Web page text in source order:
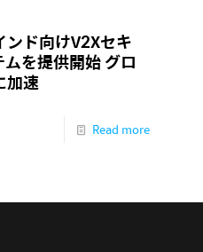
ド向けV2Xセキ
を提供開始 グロ
加速
Read more